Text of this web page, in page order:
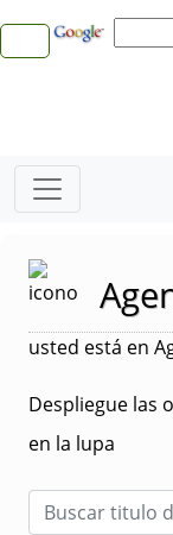
usted está en
Despliegue las
en la lupa